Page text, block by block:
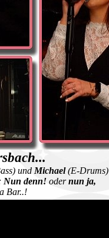
und Michael(E-Drums)
Nun denn!odernun ja,
Bar..!